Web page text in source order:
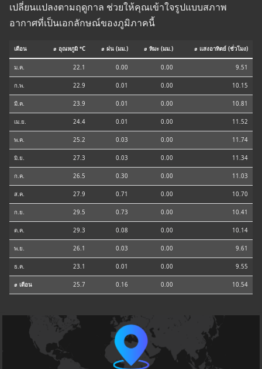
เปลี่ยนแปลงตามฤดูกาล ช่วยให้คุณเข้าใจรูปแบบสภาพ
อากาศที่เป็นเอกลักษณ์ของภูมิภาคนี้
เดือน ⌀ อุณหภูมิ °C ⌀ ฝน (มม.) ⌀ หิมะ (มม.) ⌀ แสงอาทิตย์ (ชั่วโมง)
ม.ค. 22.1 0.00 0.00 9.51
ก.พ. 22.9 0.01 0.00 10.15
มี.ค. 23.9 0.01 0.00 10.81
เม.ย. 24.4 0.01 0.00 11.52
พ.ค. 25.2 0.03 0.00 11.74
มิ.ย. 27.3 0.03 0.00 11.34
ก.ค. 26.5 0.30 0.00 11.03
ส.ค. 27.9 0.71 0.00 10.70
ก.ย. 29.5 0.73 0.00 10.41
ต.ค. 29.3 0.08 0.00 10.14
พ.ย. 26.1 0.03 0.00 9.61
ธ.ค. 23.1 0.01 0.00 9.55
⌀ เดือน 25.7 0.16 0.00 10.54